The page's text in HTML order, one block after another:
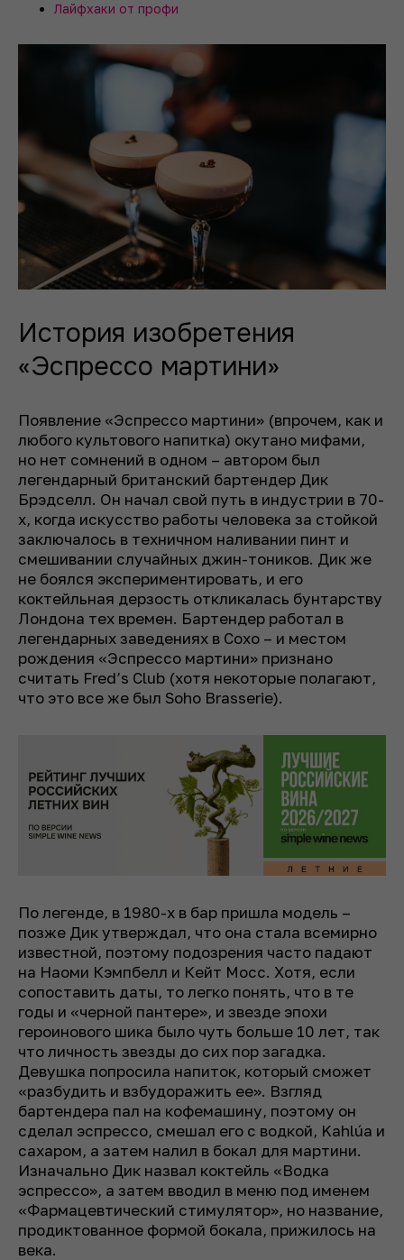
Лайфхаки от профи
История изобретения
«Эспрессо мартини»
Появление «Эспрессо мартини» (впрочем, как и
любого культового напитка) окутано мифами,
но нет сомнений в одном – автором был
легендарный британский бартендер Дик
Брэдселл. Он начал свой путь в индустрии в 70-
х, когда искусство работы человека за стойкой
заключалось в техничном наливании пинт и
смешивании случайных джин-тоников. Дик же
не боялся экспериментировать, и его
коктейльная дерзость откликалась бунтарству
Лондона тех времен. Бартендер работал в
легендарных заведениях в Сохо – и местом
рождения «Эспрессо мартини» признано
считать Fred’s Club (хотя некоторые полагают,
что это все же был Soho Brasserie).
По легенде, в 1980-х в бар пришла модель –
позже Дик утверждал, что она стала всемирно
известной, поэтому подозрения часто падают
на Наоми Кэмпбелл и Кейт Мосс. Хотя, если
сопоставить даты, то легко понять, что в те
годы и «черной пантере», и звезде эпохи
героинового шика было чуть больше 10 лет, так
что личность звезды до сих пор загадка.
Девушка попросила напиток, который сможет
«разбудить и взбудоражить ее». Взгляд
бартендера пал на кофемашину, поэтому он
сделал эспрессо, смешал его с водкой, Kahlúa и
сахаром, а затем налил в бокал для мартини.
Изначально Дик назвал коктейль «Водка
эспрессо», а затем вводил в меню под именем
«Фармацевтический стимулятор», но название,
продиктованное формой бокала, прижилось на
века.